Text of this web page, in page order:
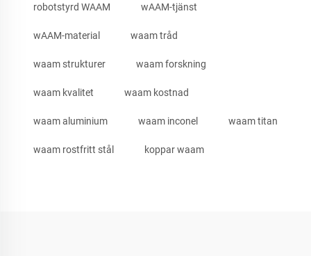
robotstyrd WAAM wAAM-tjänst
wAAM-material waam tråd
waam strukturer waam forskning
waam kvalitet waam kostnad
waam aluminium waam inconel waam titan
waam rostfritt stål koppar waam